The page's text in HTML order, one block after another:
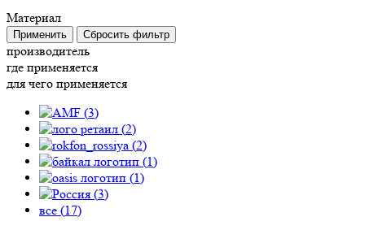
Материал
Применить Сбросить фильтр
производитель
где применяется
для чего применяется
(3)
(2)
(2)
(1)
(1)
(3)
все (17)